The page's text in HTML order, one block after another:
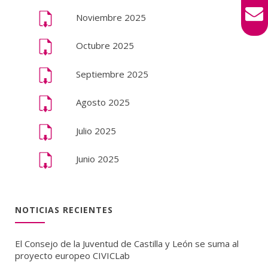
Noviembre 2025
Octubre 2025
Septiembre 2025
Agosto 2025
Julio 2025
Junio 2025
NOTICIAS RECIENTES
El Consejo de la Juventud de Castilla y León se suma al
proyecto europeo CIVICLab